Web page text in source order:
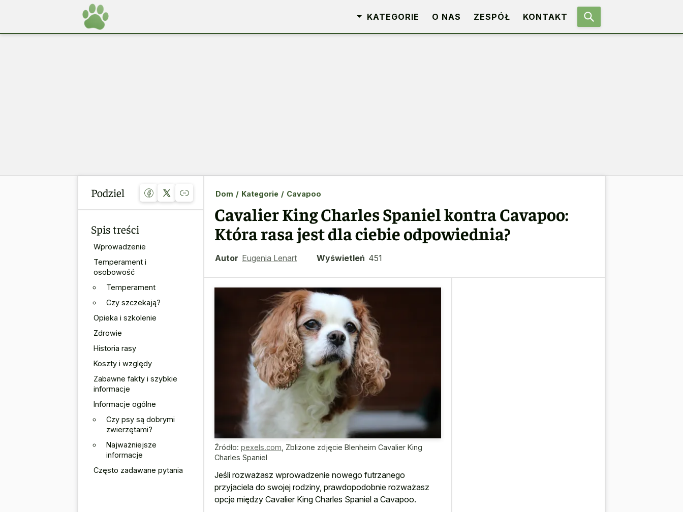
KATEGORIE O NAS ZESPÓŁ KONTAKT
Podziel
Spis treści
Wprowadzenie
Temperament i
osobowość
Temperament
Czy szczekają?
Opieka i szkolenie
Zdrowie
Historia rasy
Koszty i względy
Zabawne fakty i szybkie
informacje
Informacje ogólne
Czy psy są dobrymi
zwierzętami?
Najważniejsze
informacje
Często zadawane pytania
Dom / Kategorie / Cavapoo
Cavalier King Charles Spaniel kontra Cavapoo:
Która rasa jest dla ciebie odpowiednia?
Autor Eugenia Lenart Wyświetleń 451
Źródło: pexels.com Zbliżone zdjęcie Blenheim Cavalier King
Charles Spaniel
Jeśli rozważasz wprowadzenie nowego futrzanego
przyjaciela do swojej rodziny, prawdopodobnie rozważasz
opcje między Cavalier King Charles Spaniel a Cavapoo.